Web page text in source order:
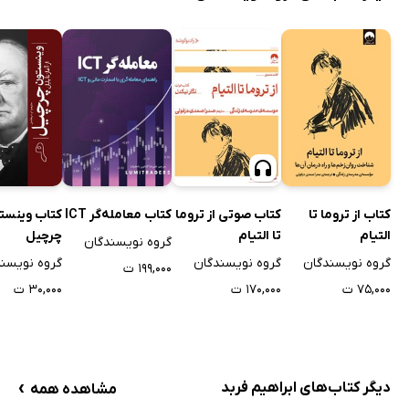
کتاب از تروما تا
التیام
گروه نویسندگان
۷۵,۰۰۰ ت
کتاب صوتی از تروما
تا التیام
گروه نویسندگان
۱۷۰,۰۰۰ ت
کتاب معامله‌گر ICT
گروه نویسندگان
۱۹۹,۰۰۰ ت
کتاب
چرچیل
گروه
۳۰,۰۰۰ ت
دیگر کتاب‌های ابراهیم فربد مشاهده همه ›